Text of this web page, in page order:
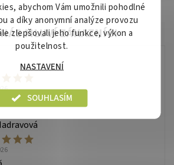
budou zpracovány dle
zde pravidelně.
abychom Vám umožnili pohodlné
a díky anonymní analýze provozu
zlepšovali jeho funkce, výkon a
použitelnost.
NASTAVENÍ
SOUHLASÍM